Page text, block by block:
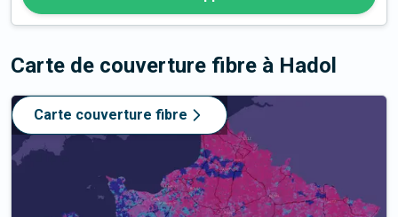
Carte de couverture fibre à Hadol
Carte couverture fibre